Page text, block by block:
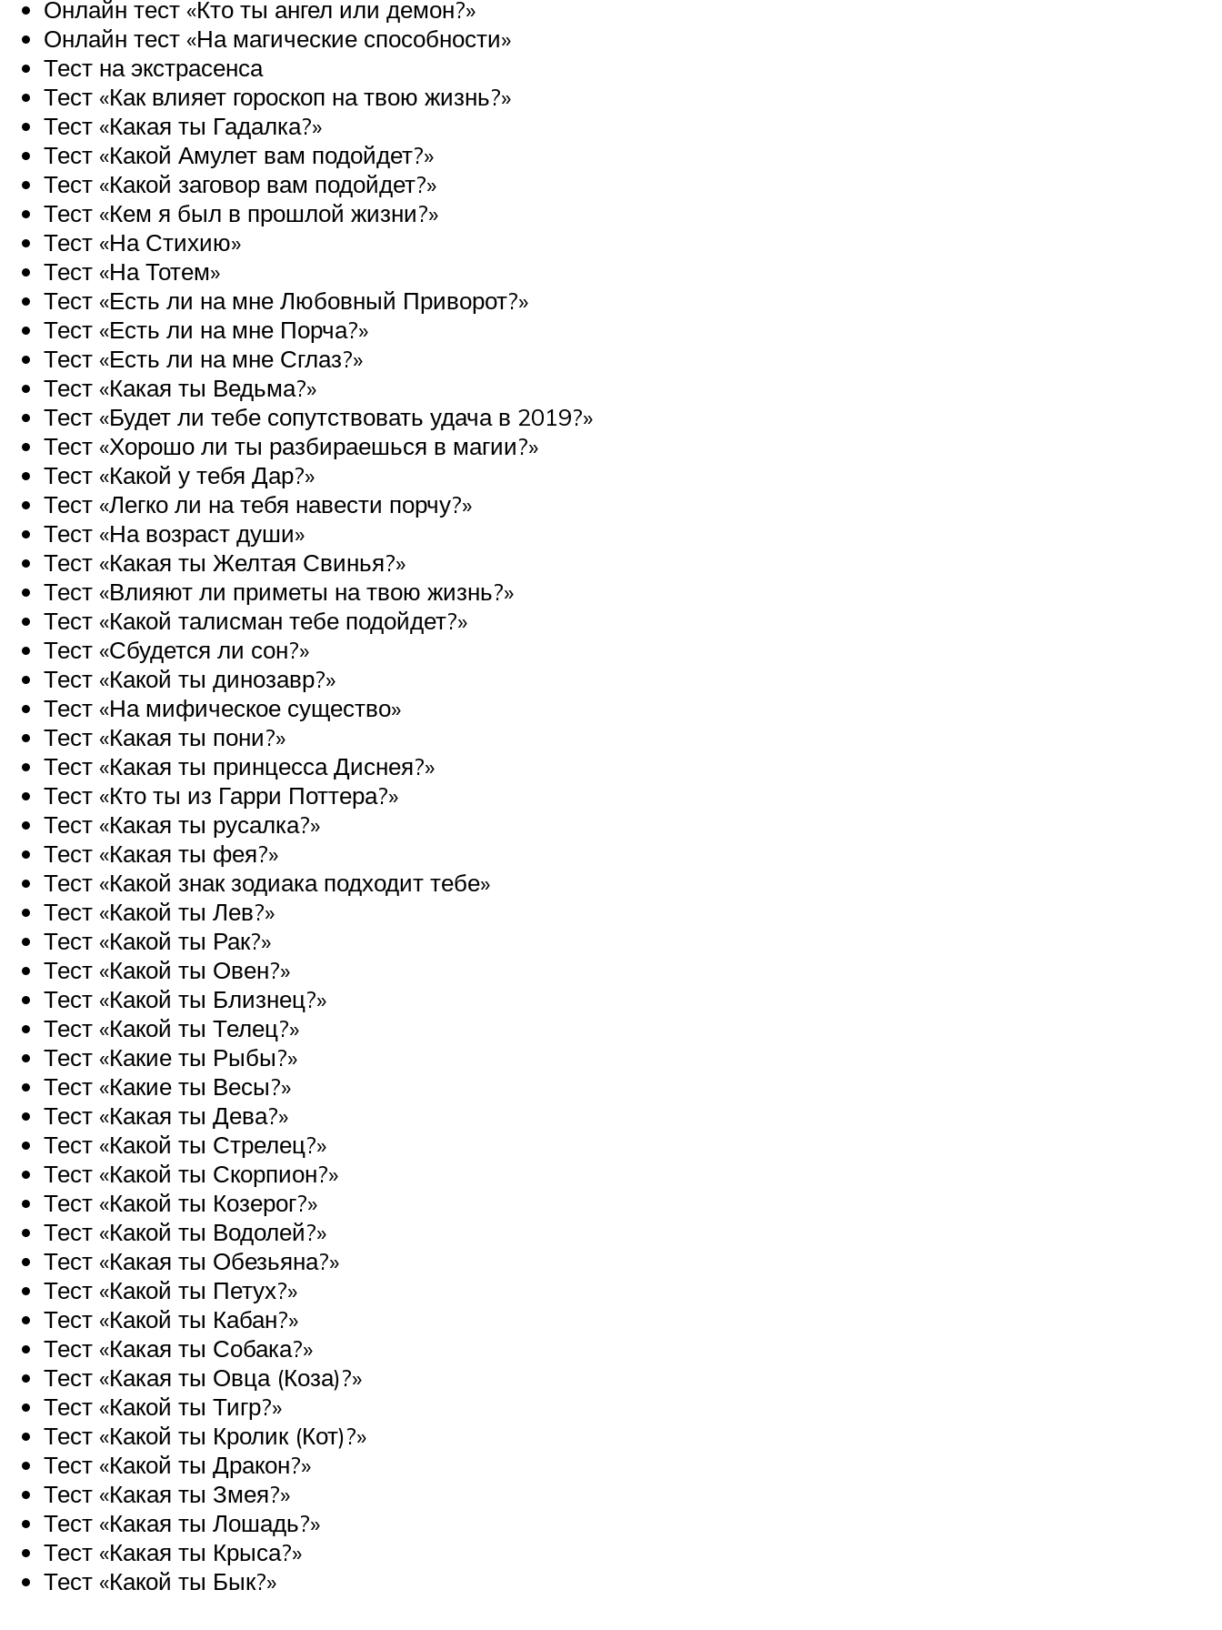
Онлайн тест «Кто ты ангел или демон?»
Онлайн тест «На магические способности»
Тест на экстрасенса
Тест «Как влияет гороскоп на твою жизнь?»
Тест «Какая ты Гадалка?»
Тест «Какой Амулет вам подойдет?»
Тест «Какой заговор вам подойдет?»
Тест «Кем я был в прошлой жизни?»
Тест «На Стихию»
Тест «На Тотем»
Тест «Есть ли на мне Любовный Приворот?»
Тест «Есть ли на мне Порча?»
Тест «Есть ли на мне Сглаз?»
Тест «Какая ты Ведьма?»
Тест «Будет ли тебе сопутствовать удача в 2019?»
Тест «Хорошо ли ты разбираешься в магии?»
Тест «Какой у тебя Дар?»
Тест «Легко ли на тебя навести порчу?»
Тест «На возраст души»
Тест «Какая ты Желтая Свинья?»
Тест «Влияют ли приметы на твою жизнь?»
Тест «Какой талисман тебе подойдет?»
Тест «Сбудется ли сон?»
Тест «Какой ты динозавр?»
Тест «На мифическое существо»
Тест «Какая ты пони?»
Тест «Какая ты принцесса Диснея?»
Тест «Кто ты из Гарри Поттера?»
Тест «Какая ты русалка?»
Тест «Какая ты фея?»
Тест «Какой знак зодиака подходит тебе»
Тест «Какой ты Лев?»
Тест «Какой ты Рак?»
Тест «Какой ты Овен?»
Тест «Какой ты Близнец?»
Тест «Какой ты Телец?»
Тест «Какие ты Рыбы?»
Тест «Какие ты Весы?»
Тест «Какая ты Дева?»
Тест «Какой ты Стрелец?»
Тест «Какой ты Скорпион?»
Тест «Какой ты Козерог?»
Тест «Какой ты Водолей?»
Тест «Какая ты Обезьяна?»
Тест «Какой ты Петух?»
Тест «Какой ты Кабан?»
Тест «Какая ты Собака?»
Тест «Какая ты Овца (Коза)?»
Тест «Какой ты Тигр?»
Тест «Какой ты Кролик (Кот)?»
Тест «Какой ты Дракон?»
Тест «Какая ты Змея?»
Тест «Какая ты Лошадь?»
Тест «Какая ты Крыса?»
Тест «Какой ты Бык?»